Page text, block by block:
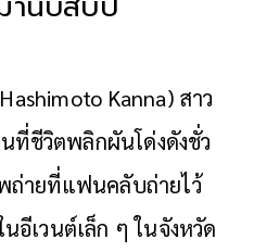
Kanna) สาว
ที่ชีวิตพลิกผันโด่งดังชั่ว
ถ่ายที่แฟนคลับถ่ายไว้
อีเวนต์เล็ก ๆ ในจังหวัด